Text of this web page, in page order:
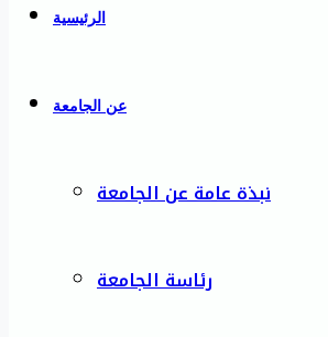
الرئيسية
عن الجامعة
نبذة عامة عن الجامعة
رئاسة الجامعة